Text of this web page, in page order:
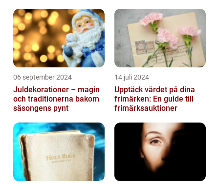
06 september 2024
Juldekorationer – magin
och traditionerna bakom
säsongens pynt
14 juli 2024
Upptäck värdet på dina
frimärken: En guide till
frimärksauktioner